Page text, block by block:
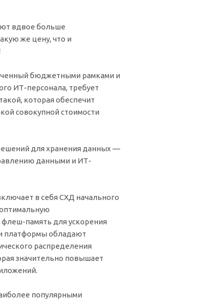
вдвое больше
же цену, что и
бюджетными рамками и
ИТ-персонала, требует
которая обеспечит
совокупной стоимости
для хранения данных —
данными и ИТ-
в себя СХД начального
флеш-память для ускорения
платформы обладают
распределения
значительно повышает
популярными